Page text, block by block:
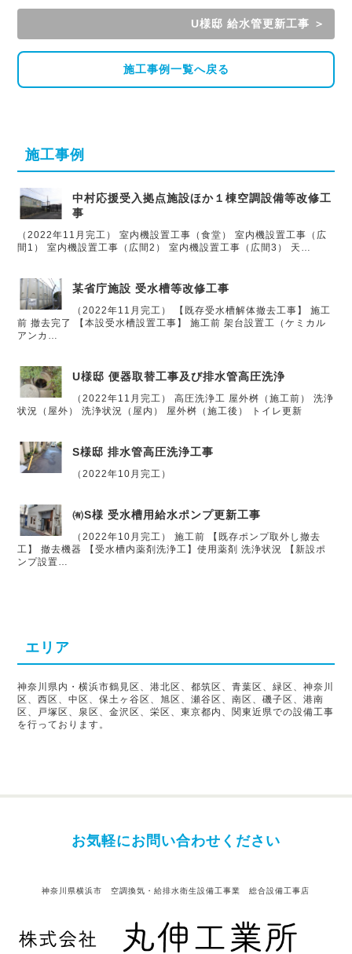
U様邸 給水管更新工事 ＞
施工事例一覧へ戻る
施工事例
中村応援受入拠点施設ほか１棟空調設備等改修工
事
（2022年11月完工） 室内機設置工事（食堂） 室内機設置工事（広
間1） 室内機設置工事（広間2） 室内機設置工事（広間3） 天…
某省庁施設 受水槽等改修工事
（2022年11月完工） 【既存受水槽解体撤去工事】 施工
前 撤去完了 【本設受水槽設置工事】 施工前 架台設置工（ケミカル
アンカ…
U様邸 便器取替工事及び排水管高圧洗浄
（2022年11月完工） 高圧洗浄工 屋外桝（施工前） 洗浄
状況（屋外） 洗浄状況（屋内） 屋外桝（施工後） トイレ更新
S様邸 排水管高圧洗浄工事
（2022年10月完工）
㈲S様 受水槽用給水ポンプ更新工事
（2022年10月完工） 施工前 【既存ポンプ取外し撤去
工】 撤去機器 【受水槽内薬剤洗浄工】使用薬剤 洗浄状況 【新設ポ
ンプ設置…
エリア
神奈川県内・横浜市鶴見区、港北区、都筑区、青葉区、緑区、神奈川
区、西区、中区、保土ヶ谷区、旭区、瀬谷区、南区、磯子区、港南
区、戸塚区、泉区、金沢区、栄区、東京都内、関東近県での設備工事
を行っております。
お気軽にお問い合わせください
神奈川県横浜市 空調換気・給排水衛生設備工事業 総合設備工事店